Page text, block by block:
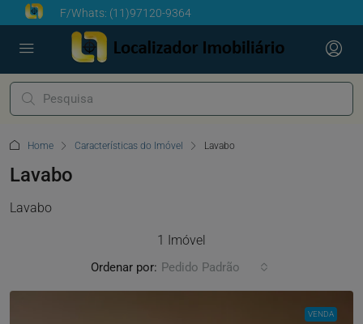
F/Whats: (11)97120-9364
Home Características do Imóvel Lavabo
Lavabo
Lavabo
1 Imóvel
Ordenar por: Pedido Padrão
VENDA